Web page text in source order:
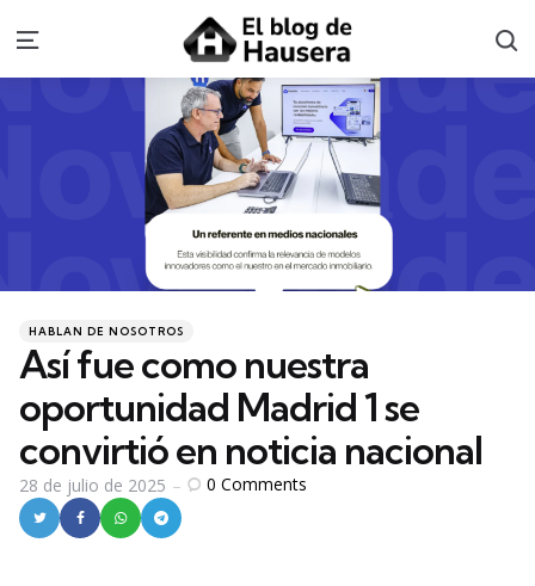
Menu
Categories
Posted
HABLAN DE NOSOTROS
Así fue como nuestra
oportunidad Madrid 1 se
convirtió en noticia nacional
28 de julio de 2025 0 Comments